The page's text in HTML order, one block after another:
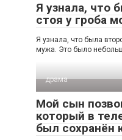
Я узнала, что
стоя у гроба
Я узнала, что была
мужа. Это было
драма
Мой сын
который в
был сохранён